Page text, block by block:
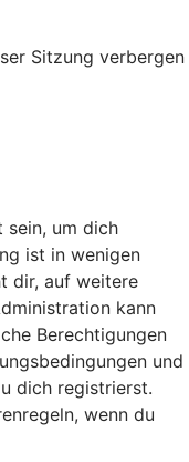
Sitzung verbergen
sein, um dich
ist in wenigen
dir, auf weitere
kann
Berechtigungen
und
dich registrierst.
wenn du